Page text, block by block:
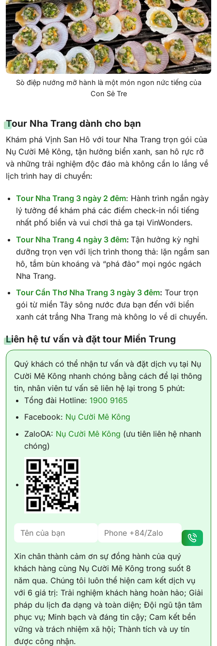
Sò điệp nướng mỡ hành là một món ngon nức tiếng của
Con Sẻ Tre
Tour Nha Trang dành cho bạn
Khám phá Vịnh San Hô với tour Nha Trang trọn gói của
Nụ Cười Mê Kông, tận hưởng biển xanh, san hô rực rỡ
và những trải nghiệm độc đáo mà không cần lo lắng về
lịch trình hay di chuyển:
Tour Nha Trang 3 ngày 2 đêm: Hành trình ngắn ngày
lý tưởng để khám phá các điểm check-in nổi tiếng
nhất phố biển và vui chơi thả ga tại VinWonders.
Tour Nha Trang 4 ngày 3 đêm: Tận hưởng kỳ nghỉ
dưỡng trọn vẹn với lịch trình thong thả: lặn ngắm san
hô, tắm bùn khoáng và “phá đảo” mọi ngóc ngách
Nha Trang.
Tour Cần Thơ Nha Trang 3 ngày 3 đêm: Tour trọn
gói từ miền Tây sông nước đưa bạn đến với biển
xanh cát trắng Nha Trang mà không lo về di chuyển.
Liên hệ tư vấn và đặt tour Miền Trung
Quý khách có thể nhận tư vấn và đặt dịch vụ tại Nụ
Cười Mê Kông nhanh chóng bằng cách để lại thông
tin, nhân viên tư vấn sẽ liên hệ lại trong 5 phút:
Tổng đài Hotline: 1900 9165
Facebook: Nụ Cười Mê Kông
ZaloOA: Nụ Cười Mê Kông (ưu tiên liên hệ nhanh
chóng)
Xin chân thành cảm ơn sự đồng hành của quý
khách hàng cùng Nụ Cười Mê Kông trong suốt 8
năm qua. Chúng tôi luôn thể hiện cam kết dịch vụ
với 6 giá trị: Trải nghiệm khách hàng hoàn hảo; Giải
pháp du lịch đa dạng và toàn diện; Đội ngũ tận tâm
phục vụ; Minh bạch và đáng tin cậy; Cam kết bền
vững và trách nhiệm xã hội; Thành tích và uy tín
được công nhận.